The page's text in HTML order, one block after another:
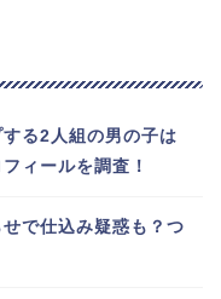
る2人組の男の子は
ィールを調査！
で仕込み疑惑も？つ